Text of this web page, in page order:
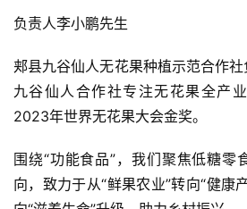
负责人李小鹏先生
郏县九谷仙人无花果种植示范合作社
九谷仙人合作社专注无花果全产
2023年世界无花果大会金奖。
围绕“功能食品”，我们聚焦低糖零
向，致力于从“鲜果农业”转向“健康